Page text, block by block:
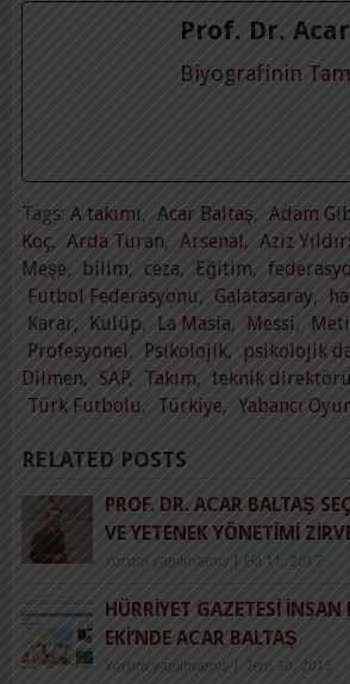
Prof. Dr.
Biyografinin
Tags: A takımı, Acar Baltaş, Adam
Koç, Arda Turan, Arsenal, Aziz
Meşe, bilim, ceza, Eğitim,
Futbol Federasyonu, Galatasaray,
Karar, Kulüp, La Masia, Messi,
Profesyonel, Psikolojik, psikolojik
Dilmen, SAP, Takım, teknik direktörü
Türk Futbolu, Türkiye, Yabancı
RELATED POSTS
PROF. DR. ACAR BALTAŞ
VE YETENEK YÖNETIMI
Yorum yapılmamış Eki 11, 2017
HÜRRIYET GAZETESI
EKI’NDE ACAR BALTAŞ
Yorum yapılmamış Tem 30, 2015